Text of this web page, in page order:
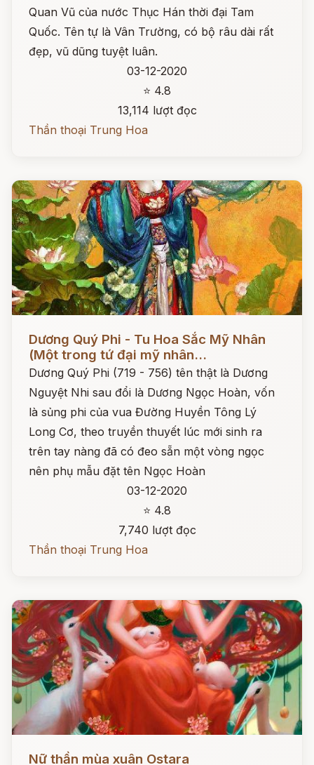
Quan Vũ của nước Thục Hán thời đại Tam
Quốc. Tên tự là Vân Trường, có bộ râu dài rất
đẹp, vũ dũng tuyệt luân.
03-12-2020
⭐ 4.8
13,114 lượt đọc
Thần thoại Trung Hoa
Dương Quý Phi - Tu Hoa Sắc Mỹ Nhân
(Một trong tứ đại mỹ nhân...
Dương Quý Phi (719 - 756) tên thật là Dương
Nguyệt Nhi sau đổi là Dương Ngọc Hoàn, vốn
là sủng phi của vua Đường Huyền Tông Lý
Long Cơ, theo truyền thuyết lúc mới sinh ra
trên tay nàng đã có đeo sẵn một vòng ngọc
nên phụ mẫu đặt tên Ngọc Hoàn
03-12-2020
⭐ 4.8
7,740 lượt đọc
Thần thoại Trung Hoa
Nữ thần mùa xuân Ostara